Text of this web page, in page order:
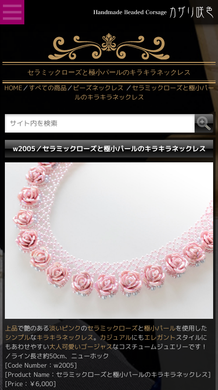
セラミックローズと極小パールのキラキラネックレス
HOME ／すべての商品 ／ ビーズネックレス ／セラミックローズと極小パー
ルのキラキラネックレス
w2005／セラミックローズと極小パールのキラキラネックレス
上品で艶のある淡いピンクのセラミックローズと極小パールを使用した
シンプルなキラキラネックレス。カジュアルにもエレガントスタイルに
もあわせやすい大人可愛いゴージャスなコスチュームジュエリーです！
／ライン長さ約50cm、ニューホック
[Code Number：w2005]
[Product Name：セラミックローズと極小パールのキラキラネックレス]
[Price： ￥6,000]